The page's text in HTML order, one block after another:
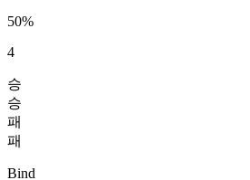
50%
4
승
승
패
패
Bind